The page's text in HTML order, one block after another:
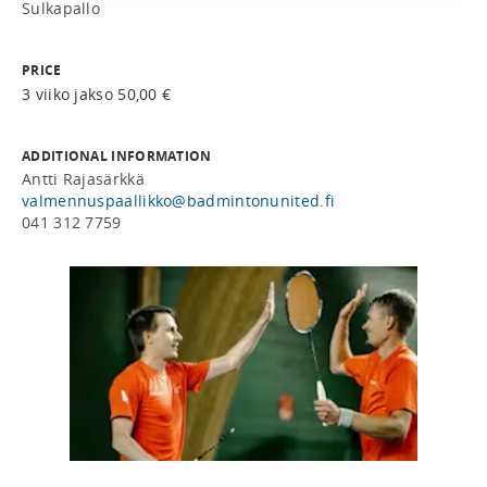
Sulkapallo
PRICE
3 viiko jakso 50,00 €
ADDITIONAL INFORMATION
Antti Rajasärkkä
valmennuspaallikko@badmintonunited.fi
041 312 7759